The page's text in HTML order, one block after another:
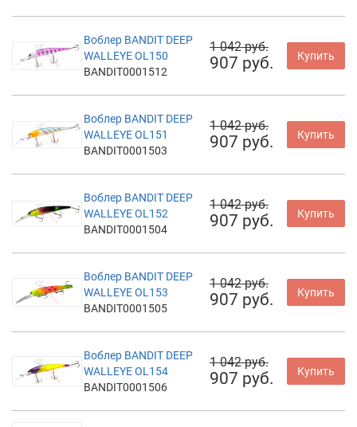
Воблер BANDIT DEEP
WALLEYE OL150
BANDIT0001512
1 042 руб.
907 руб. Купить
Воблер BANDIT DEEP
WALLEYE OL151
BANDIT0001503
1 042 руб.
907 руб. Купить
Воблер BANDIT DEEP
WALLEYE OL152
BANDIT0001504
1 042 руб.
907 руб. Купить
Воблер BANDIT DEEP
WALLEYE OL153
BANDIT0001505
1 042 руб.
907 руб. Купить
Воблер BANDIT DEEP
WALLEYE OL154
BANDIT0001506
1 042 руб.
907 руб. Купить